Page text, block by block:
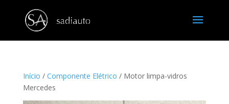
Início / Componente Elétrico / Motor limpa-vidros
Mercedes